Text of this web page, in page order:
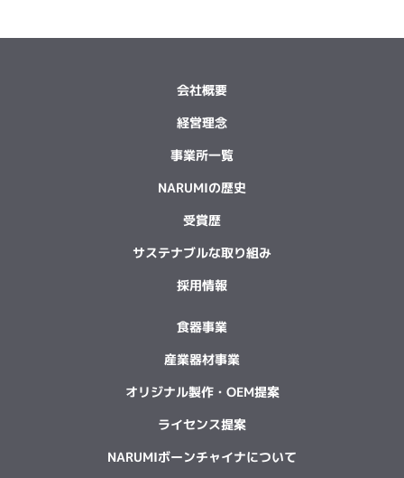
会社概要
経営理念
事業所一覧
NARUMIの歴史
受賞歴
サステナブルな取り組み
採用情報
食器事業
産業器材事業
オリジナル製作・OEM提案
ライセンス提案
NARUMIボーンチャイナについて